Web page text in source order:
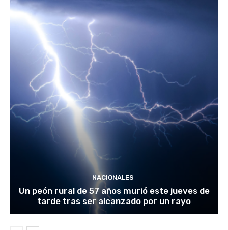
NACIONALES
Un peón rural de 57 años murió este jueves de
tarde tras ser alcanzado por un rayo